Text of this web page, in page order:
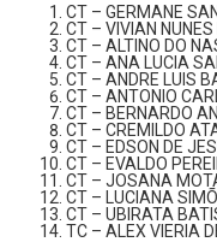
CT – GERMANE
CT – VIVIAN
CT – ALTINO DO
CT – ANA LUCIA
CT – ANDRE LUIS
CT – ANTONIO
CT – BERNARDO
CT – CREMILDO
CT – EDSON DE
CT – EVALDO
CT – JOSANA
CT – LUCIANA
CT – UBIRATA
TC – ALEX VIERIA